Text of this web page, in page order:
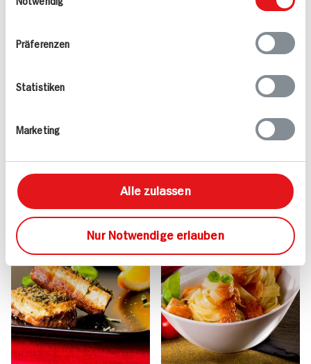
Präferenzen
Statistiken
Marketing
Alle zulassen
Nur Notwendige erlauben
Quinoasalat mit
30 min
Vegan
598 kcal p. Portion